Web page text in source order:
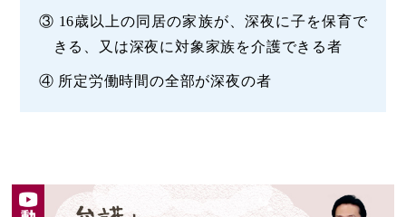
③ 16歳以上の同居の家族が、深夜に子を保育で
きる、又は深夜に対象家族を介護できる者
④ 所定労働時間の全部が深夜の者